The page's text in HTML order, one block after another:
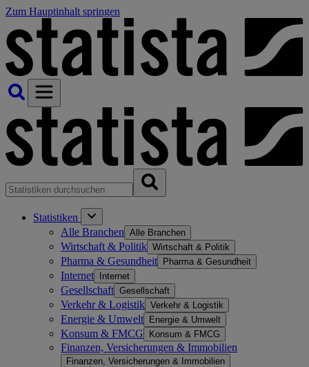
Zum Hauptinhalt springen
Statistiken
Alle Branchen Alle Branchen
Wirtschaft & Politik Wirtschaft & Politik
Pharma & Gesundheit Pharma & Gesundheit
Internet Internet
Gesellschaft Gesellschaft
Verkehr & Logistik Verkehr & Logistik
Energie & Umwelt Energie & Umwelt
Konsum & FMCG Konsum & FMCG
Finanzen, Versicherungen & Immobilien
Finanzen, Versicherungen & Immobilien